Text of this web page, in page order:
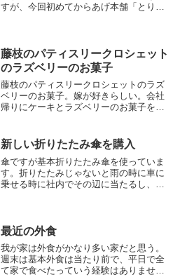
すが、今回初めてからあげ本舗「とり若
食べました！美味しいけど...
藤枝のパティスリークロシェット
のラズベリーのお菓子
藤枝のパティスリークロシェットのラズ
ベリーのお菓子。嫁が好きらしい。会社
帰りにケーキとラズベリーのお菓子を一
た。ラズベリーを嫁は大好きなのは知っ
てましたが、小さいお菓...
新しい折りたたみ傘を購入
傘ですが基本折りたたみ傘を使っていま
す。折りたたみじゃないと雨の時に車に
乗せる時に社内でその辺に当たるし、な
入。Amazonで購入。...
最近の外食
我が家は外食がかなり多い家だと思う。
週末は基本外食は当たり前で、平日で全
て家で食べたっていう経験はありませ